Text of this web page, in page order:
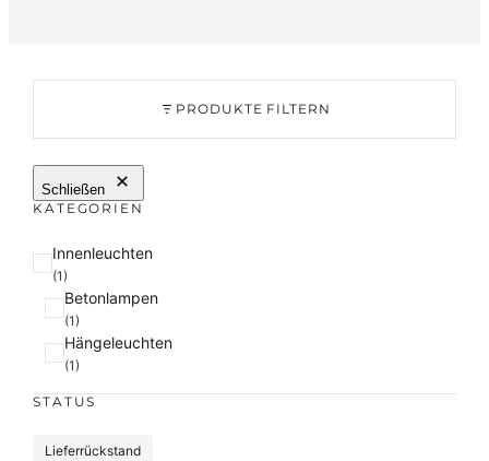
PRODUKTE FILTERN
Schließen
KATEGORIEN
K
a
r
Innenleuchten
(1)
Betonlampen
(1)
Hängeleuchten
(1)
STATUS
Lieferrückstand